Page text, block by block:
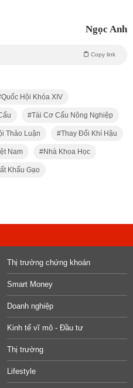
Ngọc Anh
Copy link
Quốc Hội Khóa XIV
Tái Cơ Cấu Nông Nghiệp
Thảo Luận Thay Đổi Khí Hậu
Nam Nhà Khoa Học
Khẩu Gạo
Thị trường chứng khoán
Smart Money
Doanh nghiệp
Kinh tế vĩ mô - Đầu tư
Thị trường
Lifestyle